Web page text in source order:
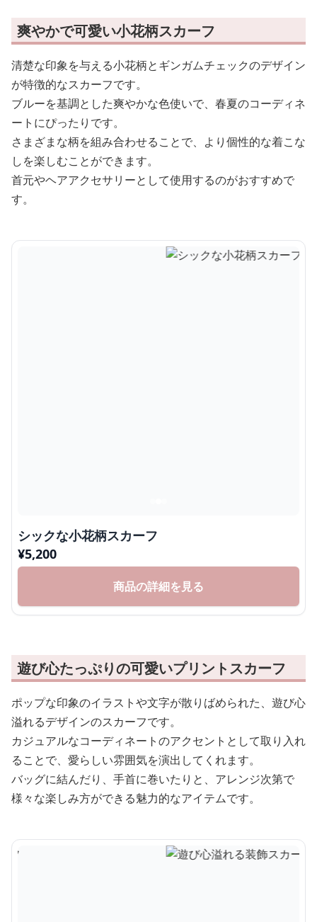
爽やかで可愛い小花柄スカーフ
清楚な印象を与える小花柄とギンガムチェックのデザイン
が特徴的なスカーフです。
ブルーを基調とした爽やかな色使いで、春夏のコーディネ
ートにぴったりです。
さまざまな柄を組み合わせることで、より個性的な着こな
しを楽しむことができます。
首元やヘアアクセサリーとして使用するのがおすすめで
す。
シックな小花柄スカーフ
¥5,200
商品の詳細を見る
遊び心たっぷりの可愛いプリントスカーフ
ポップな印象のイラストや文字が散りばめられた、遊び心
溢れるデザインのスカーフです。
カジュアルなコーディネートのアクセントとして取り入れ
ることで、愛らしい雰囲気を演出してくれます。
バッグに結んだり、手首に巻いたりと、アレンジ次第で
様々な楽しみ方ができる魅力的なアイテムです。